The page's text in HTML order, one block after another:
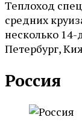
Теплоход
средних
несколько
Петербург,
Россия